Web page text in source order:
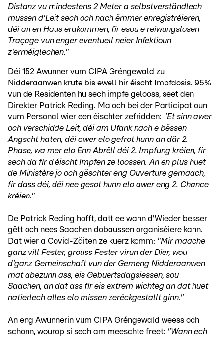
Distanz vu mindestens 2 Meter a selbstverständlech
mussen d'Leit sech och nach ëmmer enregistréieren,
déi an en Haus erakommen, fir esou e reiwungslosen
Traçage vun enger eventuell neier Infektioun
z'erméiglechen."
Déi 152 Awunner vum CIPA Gréngewald zu
Nidderaanwen krute bis ewell hir éischt Impfdosis. 95%
vun de Residenten hu sech impfe gelooss, seet den
Direkter Patrick Reding. Ma och bei der Participatioun
vum Personal wier een éischter zefridden: "Et sinn awer
och verschidde Leit, déi am Ufank nach e bëssen
Angscht haten, déi awer elo gefrot hunn an där 2.
Phase, wa mer elo Enn Abrëll déi 2. Impfung kréien, fir
sech da fir d'éischt Impfen ze loossen. An en plus huet
de Ministère jo och gëschter eng Ouverture gemaach,
fir dass déi, déi nee gesot hunn elo awer eng 2. Chance
kréien."
De Patrick Reding hofft, datt ee wann d'Wieder besser
gëtt och nees Saachen dobaussen organiséiere kann.
Dat wier a Covid-Zäiten ze kuerz komm: "Mir maache
ganz vill Fester, grouss Fester virun der Dier, wou
d'ganz Gemeinschaft vun der Gemeng Nidderaanwen
mat abezunn ass, eis Gebuertsdagsiessen, sou
Saachen, an dat ass fir eis extrem wichteg an dat huet
natierlech alles elo missen zeréckgestallt ginn."
An eng Awunnerin vum CIPA Gréngewald weess och
schonn, wourop si sech am meeschte freet: "Wann ech